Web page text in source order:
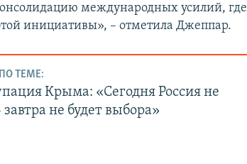
международных усилий, где
инициативы», – отметила Джеппар.
ТЕМЕ:
Крыма: «Сегодня Россия не
завтра не будет выбора»